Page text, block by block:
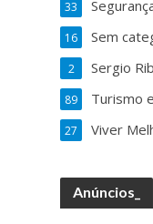
33
Sem
16
Sergio
2
Turismo
89
Viver
27
Anúncios_